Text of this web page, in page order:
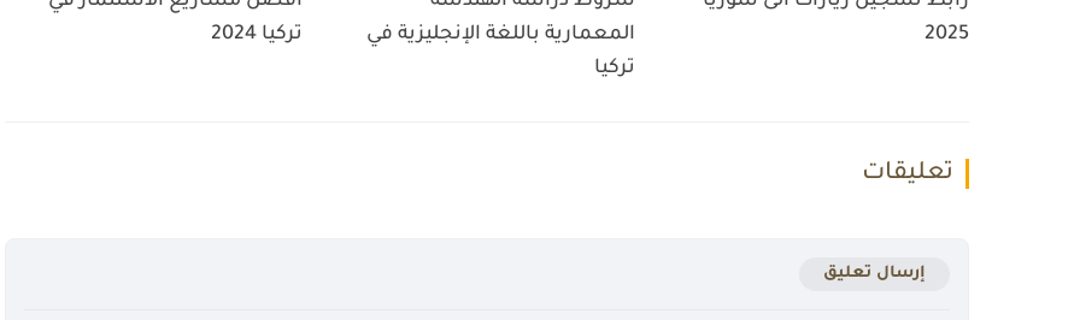
2025
المعمارية باللغة الإنجليزية في
تركيا
تركيا 2024
تعليقات
إرسال تعليق